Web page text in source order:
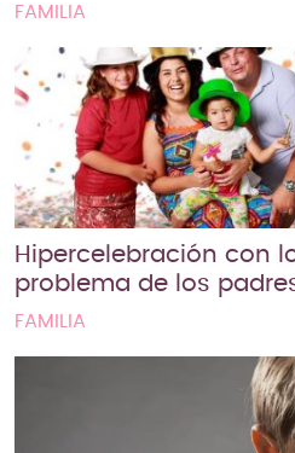
FAMILIA
Hipercelebración con
problema de los
FAMILIA